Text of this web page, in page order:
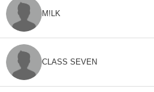
M!LK
CLASS SEVEN